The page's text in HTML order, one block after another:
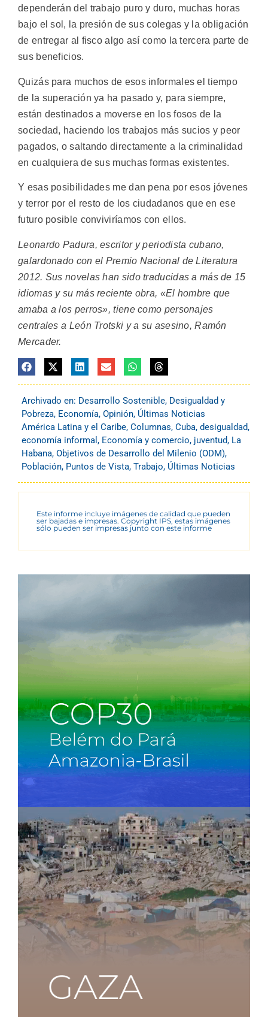
dependerán del trabajo puro y duro, muchas horas
bajo el sol, la presión de sus colegas y la obligación
de entregar al fisco algo así como la tercera parte de
sus beneficios.
Quizás para muchos de esos informales el tiempo
de la superación ya ha pasado y, para siempre,
están destinados a moverse en los fosos de la
sociedad, haciendo los trabajos más sucios y peor
pagados, o saltando directamente a la criminalidad
en cualquiera de sus muchas formas existentes.
Y esas posibilidades me dan pena por esos jóvenes
y terror por el resto de los ciudadanos que en ese
futuro posible conviviríamos con ellos.
Leonardo Padura, escritor y periodista cubano,
galardonado con el Premio Nacional de Literatura
2012. Sus novelas han sido traducidas a más de 15
idiomas y su más reciente obra, «El hombre que
amaba a los perros», tiene como personajes
centrales a León Trotski y a su asesino, Ramón
Mercader.
Archivado en: Desarrollo Sostenible, Desigualdad y
Pobreza, Economía, Opinión, Últimas Noticias
América Latina y el Caribe, Columnas, Cuba, desigualdad,
economía informal , Economía y comercio, juventud, La
Habana, Objetivos de Desarrollo del Milenio (ODM),
Población, Puntos de Vista, Trabajo, Últimas Noticias
Este informe incluye imágenes de calidad que pueden
ser bajadas e impresas. Copyright IPS, estas imágenes
sólo pueden ser impresas junto con este informe